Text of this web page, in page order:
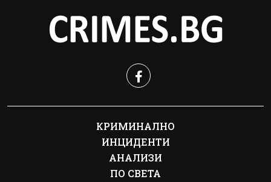
КРИМИНАЛНО
ИНЦИДЕНТИ
АНАЛИЗИ
ПО СВЕТА